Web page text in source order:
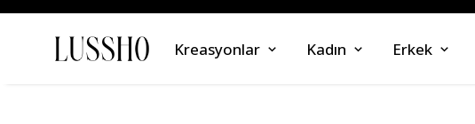
Kreasyonlar Kadın Erkek